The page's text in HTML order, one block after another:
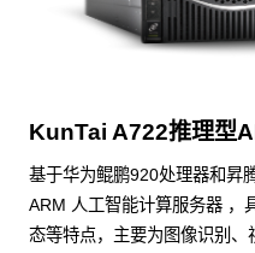
KunTai A722推理型
基于华为鲲鹏920处理器和昇
ARM 人工智能计算服务器 ，
态等特点，主要为图像识别